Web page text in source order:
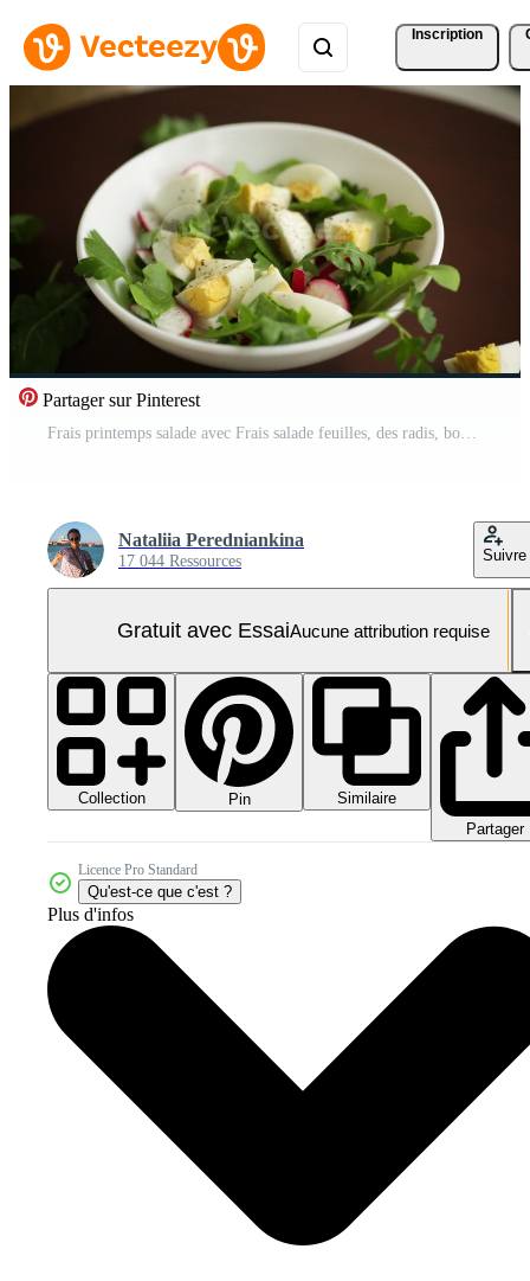
Inscription
Partager sur Pinterest
Frais printemps salade avec Frais salade feuilles, des radis, bouilli des œufs dans une bol Vidéo Pro
Nataliia Peredniankina
17 044 Ressources Suivre
Gratuit avec EssaiAucune attribution requise
Collection Pin
Similaire
Partager
Licence Pro Standard
Qu'est-ce que c'est ?
Plus d'infos